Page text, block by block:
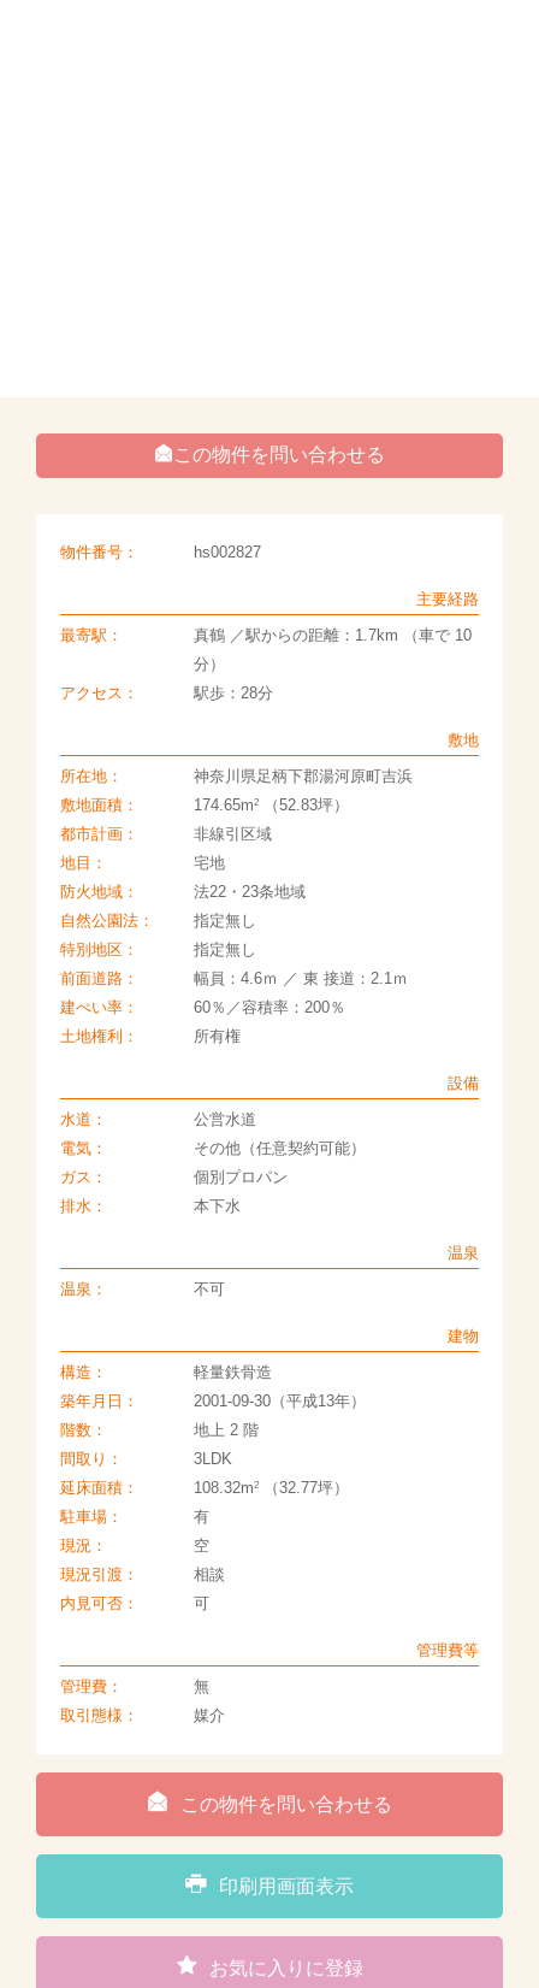
この物件を問い合わせる
物件番号： hs002827
主要経路
最寄駅：
真鶴 ／駅からの距離：1.7km （車で 10
分）
アクセス：
駅歩：28分
敷地
所在地：
神奈川県足柄下郡湯河原町吉浜
敷地面積：
174.65m2（52.83坪）
都市計画：
非線引区域
地目：
宅地
防火地域：
法22・23条地域
自然公園法：
指定無し
特別地区：
指定無し
前面道路：
幅員：4.6ｍ ／ 東 接道：2.1ｍ
建ぺい率：
60％／容積率：200％
土地権利：
所有権
設備
水道：
公営水道
電気：
その他（任意契約可能）
ガス：
個別プロパン
排水：
本下水
温泉
温泉：
不可
建物
構造：
軽量鉄骨造
築年月日：
2001-09-30（平成13年）
階数：
地上 2 階
間取り：
3LDK
延床面積：
108.32m2（32.77坪）
駐車場：
有
現況：
空
現況引渡：
相談
内見可否：
可
管理費等
管理費：
無
取引態様：
媒介
この物件を問い合わせる
印刷用画面表示
お気に入りに登録